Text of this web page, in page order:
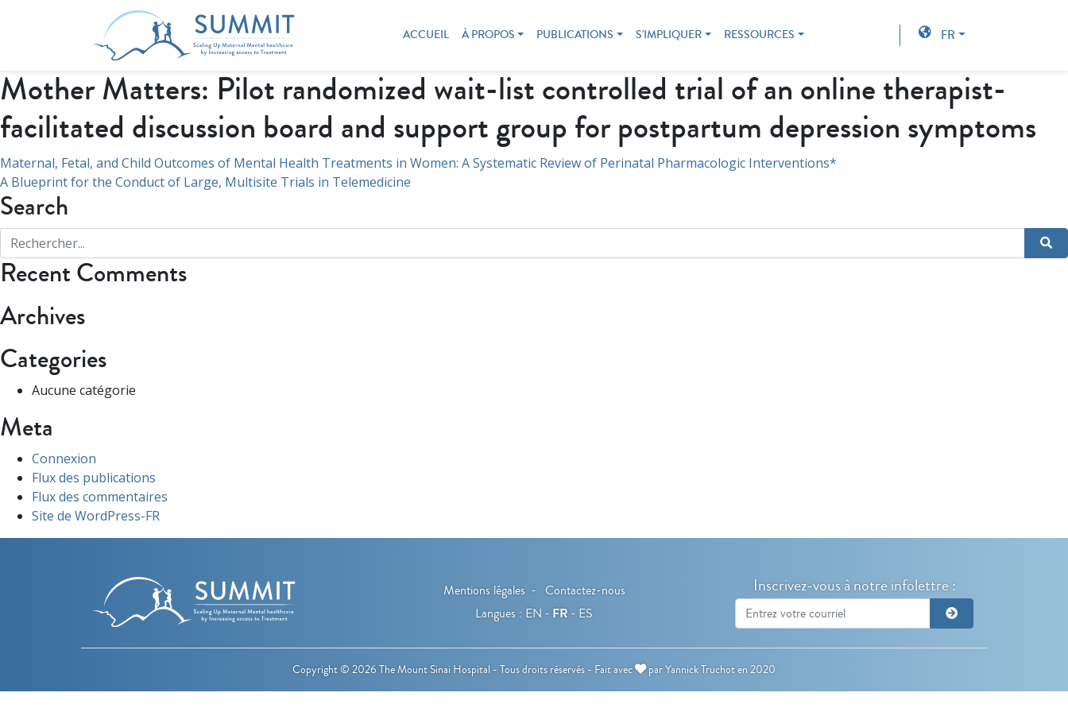
ACCUEIL À PROPOS PUBLICATIONS S'IMPLIQUER RESSOURCES FR
Mother Matters: Pilot randomized wait-list controlled trial of an online therapist-
facilitated discussion board and support group for postpartum depression symptoms
Navigation
de
l’article
Maternal, Fetal, and Child Outcomes of Mental Health Treatments in Women: A Systematic Review of Perinatal Pharmacologic Interventions*
A Blueprint for the Conduct of Large, Multisite Trials in Telemedicine
Search
Recent Comments
Archives
Categories
Aucune catégorie
Meta
Connexion
Flux des publications
Flux des commentaires
Site de WordPress-FR
Mentions légales
Contactez-nous
Langues : EN FR ES
Inscrivez-vous à notre infolettre :
Copyright © 2026 The Mount Sinai Hospital - Tous droits réservés - Fait avec parYannick Truchoten 2020